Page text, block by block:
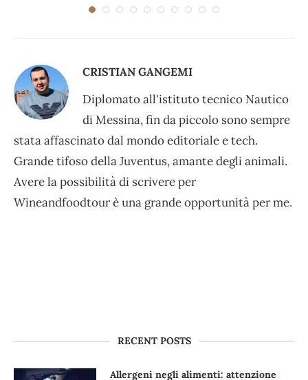
CRISTIAN GANGEMI
Diplomato all'istituto tecnico Nautico
di Messina, fin da piccolo sono sempre
stata affascinato dal mondo editoriale e tech.
Grande tifoso della Juventus, amante degli animali.
Avere la possibilità di scrivere per
Wineandfoodtour è una grande opportunità per me.
RECENT POSTS
Allergeni negli alimenti: attenzione